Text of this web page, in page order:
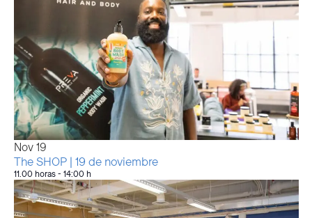
Nov 19
The SHOP | 19 de noviembre
11.00 horas- 14:00 h